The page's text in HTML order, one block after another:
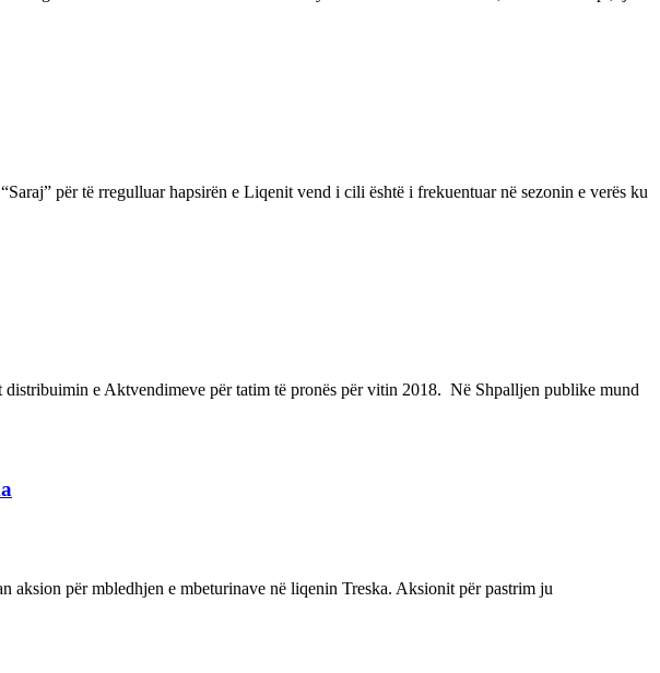
për të rregulluar hapsirën e Liqenit vend i cili është i frekuentuar në sezonin e verës ku
e Aktvendimeve për tatim të pronës për vitin 2018. Në Shpalljen publike mund
aksion për mbledhjen e mbeturinave në liqenin Treska. Aksionit për pastrim ju